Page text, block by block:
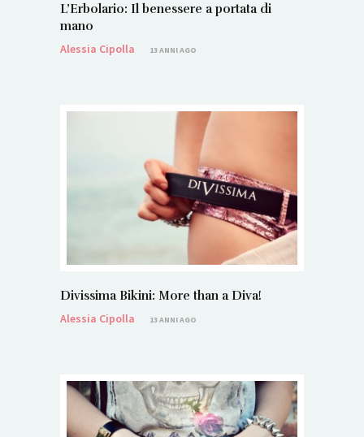
L’Erbolario: Il benessere a portata di
mano
Alessia Cipolla
13 ANNI AGO
Divissima Bikini: More than a Diva!
Alessia Cipolla
13 ANNI AGO